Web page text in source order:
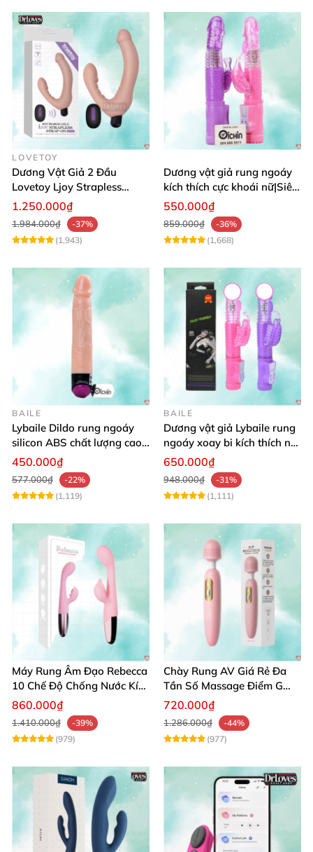
LOVETOY
Dương Vật Giả 2 Đầu
Lovetoy Ljoy Strapless
Rung ĐKTX Siêu Mạnh
1.250.000₫
1.984.000₫
-37%
(1,943)
Dương vật giả rung ngoáy
kích thích cực khoái nữ|Siêu
phẩm
550.000₫
859.000₫
-36%
(1,668)
BAILE
Lybaile Dildo rung ngoáy
silicon ABS chất lượng cao
kích thước chuẩn
450.000₫
577.000₫
-22%
(1,119)
BAILE
Dương vật giả Lybaile rung
ngoáy xoay bi kích thích nữ
thủ dâm
650.000₫
948.000₫
-31%
(1,111)
Máy Rung Âm Đạo Rebecca
10 Chế Độ Chống Nước Kích
Thích Điểm G
860.000₫
1.410.000₫
-39%
(979)
Chày Rung AV Giá Rẻ Đa
Tần Số Massage Điểm G
Mát Xa Âm Vật
720.000₫
1.286.000₫
-44%
(977)